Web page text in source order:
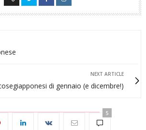
NEXT ARTICLE
di gennaio (e dicembre!)
5